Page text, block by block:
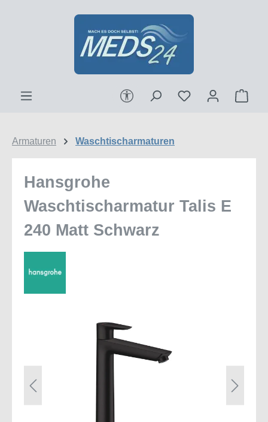
Zum Hauptinhalt springen
Werkzeugleiste anzeigen
Armaturen Waschtischarmaturen
Hansgrohe
Waschtischarmatur Talis E
240 Matt Schwarz
Bildergalerie überspringen